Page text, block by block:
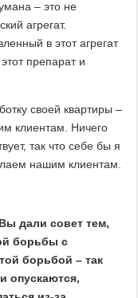
– это не
агрегат.
в этот агрегат
препарат и
своей квартиры –
клиентам. Ничего
так что себе бы я
нашим клиентам.
дали совет тем,
борьбы с
борьбой – так
опускаются,